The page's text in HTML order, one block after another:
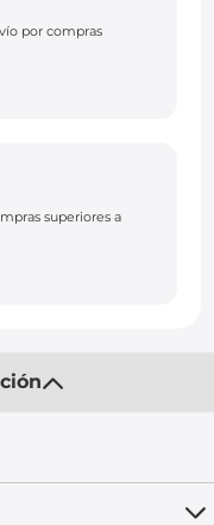
por compras
superiores a